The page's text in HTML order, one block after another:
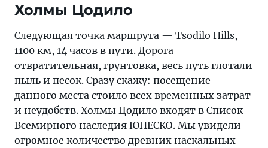
Холмы Цодило
Следующая точка маршрута — Tsodilo Hills,
1100 км, 14 часов в пути. Дорога
отвратительная, грунтовка, весь путь глотали
пыль и песок. Сразу скажу: посещение
данного места стоило всех временных затрат
и неудобств. Холмы Цодило входят в Список
Всемирного наследия ЮНЕСКО. Мы увидели
огромное количество древних наскальных